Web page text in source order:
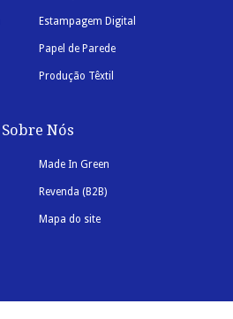
Estampagem Digital
Papel de Parede
Produção Têxtil
Sobre Nós
Made In Green
Revenda (B2B)
Mapa do site